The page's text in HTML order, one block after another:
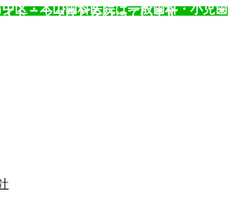
区・本山歯科医院は一般歯科・小児歯
トニングなどを行っています。